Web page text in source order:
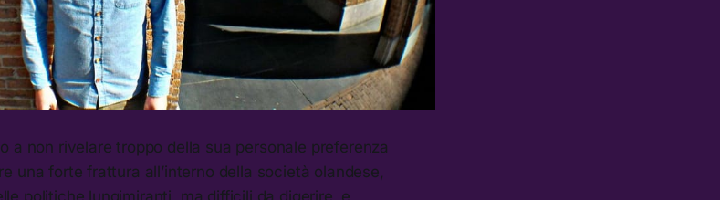
a non rivelare troppo della sua personale preferenza
una forte frattura all’interno della società olandese,